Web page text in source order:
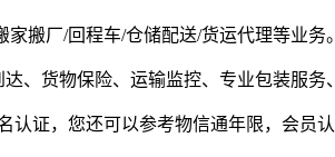
搬厂/回程车/仓储配送/货运代理等业务
、货物保险、运输监控、专业包装服务
证，您还可以参考物信通年限，会员